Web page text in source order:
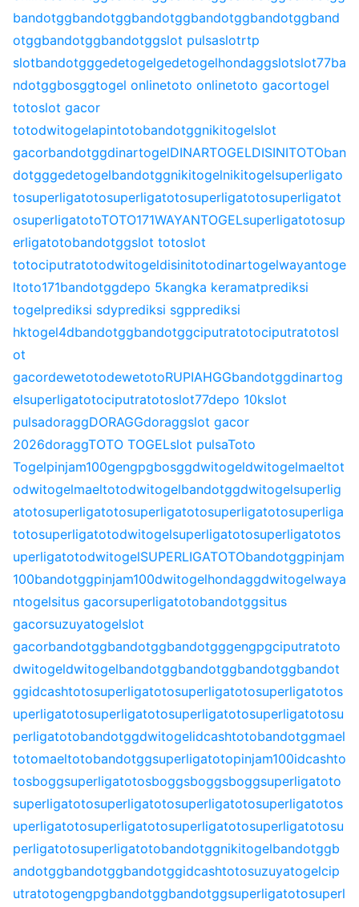
bandotggbandotggbandotggbandotggbandotggband
otggbandotggbandotggslot pulsaslotrtp
slotbandotgggedetogelgedetogelhondaggslotslot77ba
ndotggbosggtogel onlinetoto onlinetoto gacortogel
totoslot gacor
totodwitogelapintotobandotggnikitogelslot
gacorbandotggdinartogelDINARTOGELDISINITOTOban
dotgggedetogelbandotggnikitogelnikitogelsuperligato
tosuperligatotosuperligatotosuperligatotosuperligatot
osuperligatotoTOTO171WAYANTOGELsuperligatotosup
erligatotobandotggslot totoslot
totociputratotodwitogeldisinitotodinartogelwayantoge
ltoto171bandotggdepo 5kangka keramatprediksi
togelprediksi sdyprediksi sgpprediksi
hktogel4dbandotggbandotggciputratotociputratotosl
ot
gacordewetotodewetotoRUPIAHGGbandotggdinartog
elsuperligatotociputratotoslot77depo 10kslot
pulsadoraggDORAGGdoraggslot gacor
2026doraggTOTO TOGELslot pulsaToto
Togelpinjam100gengpgbosggdwitogeldwitogelmaeltot
odwitogelmaeltotodwitogelbandotggdwitogelsuperlig
atotosuperligatotosuperligatotosuperligatotosuperliga
totosuperligatotodwitogelsuperligatotosuperligatotos
uperligatotodwitogelSUPERLIGATOTObandotggpinjam
100bandotggpinjam100dwitogelhondaggdwitogelwaya
ntogelsitus gacorsuperligatotobandotggsitus
gacorsuzuyatogelslot
gacorbandotggbandotggbandotgggengpgciputratoto
dwitogeldwitogelbandotggbandotggbandotggbandot
ggidcashtotosuperligatotosuperligatotosuperligatotos
uperligatotosuperligatotosuperligatotosuperligatotosu
perligatotobandotggdwitogelidcashtotobandotggmael
totomaeltotobandotggsuperligatotopinjam100idcashto
tosboggsuperligatotosboggsboggsboggsuperligatoto
superligatotosuperligatotosuperligatotosuperligatotos
uperligatotosuperligatotosuperligatotosuperligatotosu
perligatotosuperligatotobandotggnikitogelbandotggb
andotggbandotggbandotggidcashtotosuzuyatogelcip
utratotogengpgbandotggbandotggsuperligatotosuperl